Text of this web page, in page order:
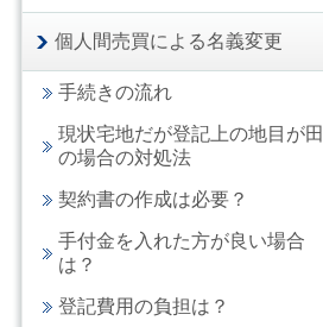
個人間売買による名義変更
手続きの流れ
現状宅地だが登記上の地目が田
の場合の対処法
契約書の作成は必要？
手付金を入れた方が良い場合
は？
登記費用の負担は？